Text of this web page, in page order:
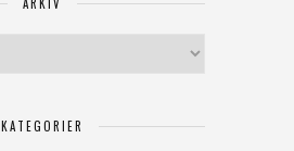
ARKIV
KATEGORIER